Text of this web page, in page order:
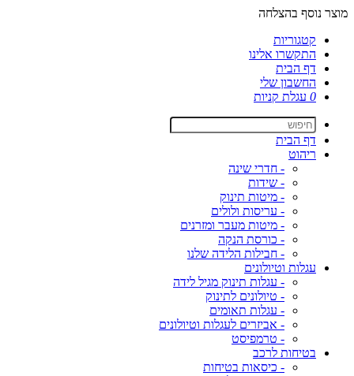
מוצר נוסף בהצלחה
קטגוריות
התקשרו אלינו
דף הבית
החשבון שלי
0 עגלת קניות
דף הבית
ריהוט
- חדרי שינה
- שידות
- מיטות תינוק
- עריסות ולולים
- מיטות מעבר ומזרנים
- כורסת הנקה
- חבילות הלידה שלנו
עגלות וטיולונים
- עגלות תינוק מגיל לידה
- טיולונים לתינוק
- עגלות תאומים
- אביזרים לעגלות וטיולונים
- טרמפיסט
בטיחות לרכב
- כיסאות בטיחות